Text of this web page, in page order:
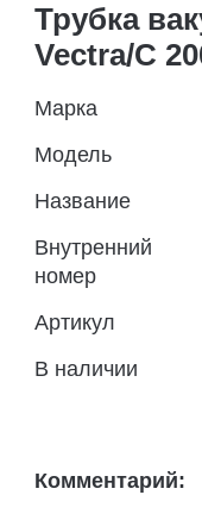
Трубка
Vectra/C
Марка
Модель
Название
Внутренний
номер
Артикул
В наличии
Комментарий: